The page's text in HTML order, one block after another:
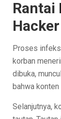
Rantai
Proses
korban
dibuka,
bahwa
Selanjutnya,